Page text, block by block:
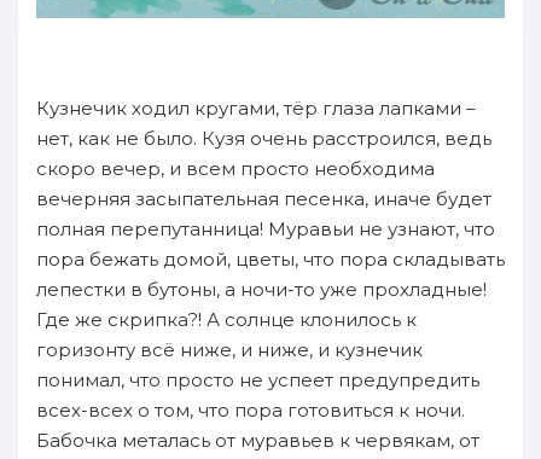
Кузнечик ходил кругами, тёр глаза лапками –
нет, как не было. Кузя очень расстроился, ведь
скоро вечер, и всем просто необходима
вечерняя засыпательная песенка, иначе будет
полная перепутанница! Муравьи не узнают, что
пора бежать домой, цветы, что пора складывать
лепестки в бутоны, а ночи-то уже прохладные!
Где же скрипка?! А солнце клонилось к
горизонту всё ниже, и ниже, и кузнечик
понимал, что просто не успеет предупредить
всех-всех о том, что пора готовиться к ночи.
Бабочка металась от муравьев к червякам, от